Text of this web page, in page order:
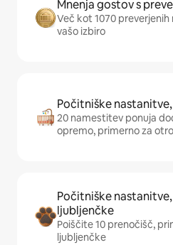
Mnenja gostov s
Več kot 1070
vašo izbiro
Počitniške
20 namestitev ponuja
opremo, primerno za
Počitniške
ljubljenčke
Poiščite 10 prenočišč,
ljubljenčke